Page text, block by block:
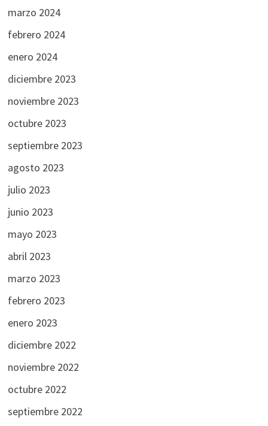
marzo 2024
febrero 2024
enero 2024
diciembre 2023
noviembre 2023
octubre 2023
septiembre 2023
agosto 2023
julio 2023
junio 2023
mayo 2023
abril 2023
marzo 2023
febrero 2023
enero 2023
diciembre 2022
noviembre 2022
octubre 2022
septiembre 2022